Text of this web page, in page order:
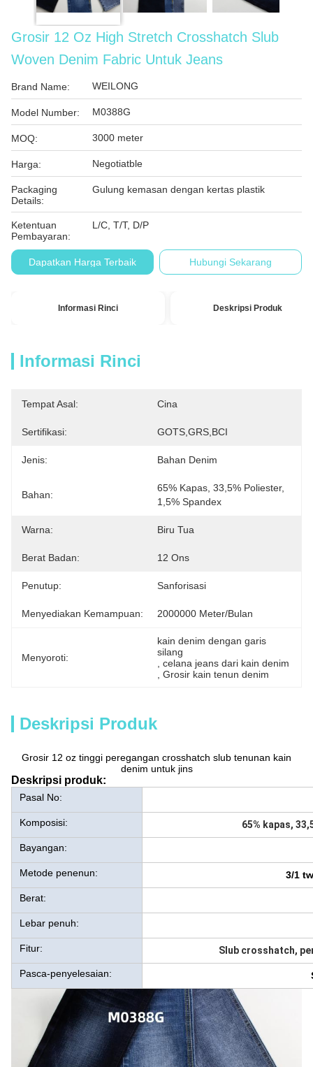
Grosir 12 Oz High Stretch Crosshatch Slub
Woven Denim Fabric Untuk Jeans
Brand Name: WEILONG
Model Number: M0388G
MOQ: 3000 meter
Harga: Negotiatble
Packaging
Details:
Gulung kemasan dengan kertas plastik
Ketentuan
Pembayaran:
L/C, T/T, D/P
Dapatkan Harga Terbaik Hubungi Sekarang
Informasi Rinci Deskripsi Produk
Informasi Rinci
Tempat Asal: Cina
Sertifikasi: GOTS,GRS,BCI
Jenis: Bahan Denim
Bahan:
65% Kapas, 33,5% Poliester,
1,5% Spandex
Warna: Biru Tua
Berat Badan: 12 Ons
Penutup: Sanforisasi
Menyediakan Kemampuan: 2000000 Meter/bulan
Menyoroti:
kain denim dengan garis
silang
celana jeans dari kain denim
Grosir kain tenun denim
Deskripsi Produk
Grosir 12 oz tinggi peregangan crosshatch slub tenunan kain
denim untuk jins
Deskripsi produk:
Pasal No:
Komposisi: 65% kapas,
Bayangan:
Metode penenun: 3/1
Berat:
Lebar penuh:
Fitur: Slub crosshatch,
Pasca-penyelesaian: